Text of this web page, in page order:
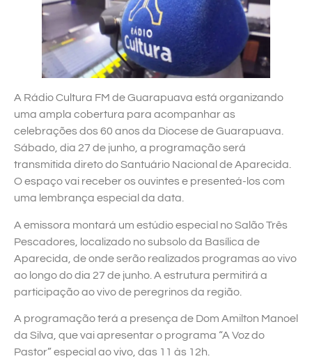
A Rádio Cultura FM de Guarapuava está organizando
uma ampla cobertura para acompanhar as
celebrações dos 60 anos da Diocese de Guarapuava.
Sábado, dia 27 de junho, a programação será
transmitida direto do Santuário Nacional de Aparecida.
O espaço vai receber os ouvintes e presenteá-los com
uma lembrança especial da data.
A emissora montará um estúdio especial no Salão Três
Pescadores, localizado no subsolo da Basílica de
Aparecida, de onde serão realizados programas ao vivo
ao longo do dia 27 de junho. A estrutura permitirá a
participação ao vivo de peregrinos da região.
A programação terá a presença de Dom Amilton Manoel
da Silva, que vai apresentar o programa “A Voz do
Pastor” especial ao vivo, das 11 às 12h.